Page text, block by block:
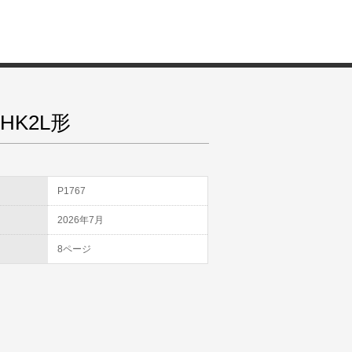
形
P1767
2026年7月
8ページ